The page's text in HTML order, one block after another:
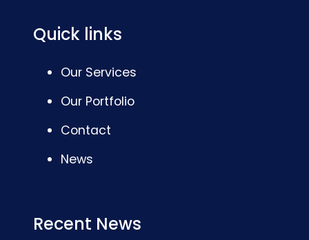
Quick links
Our Services
Our Portfolio
Contact
News
Recent News